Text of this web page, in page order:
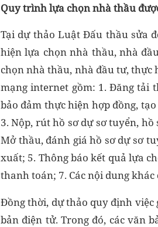
Quy trình lựa chọn nhà thầu
Tại dự thảo Luật Đấu thầu sửa
hiện lựa chọn nhà thầu, nhà
chọn nhà thầu, nhà đầu tư, thực
mạng internet gồm: 1. Đăng tải
bảo đảm thực hiện hợp đồng,
3. Nộp, rút hồ sơ dự sơ tuyển,
Mở thầu, đánh giá hồ sơ dự sơ
xuất; 5. Thông báo kết quả lựa
thanh toán; 7. Các nội dung khác
Đồng thời, dự thảo quy định việc
bản điện tử. Trong đó, các văn